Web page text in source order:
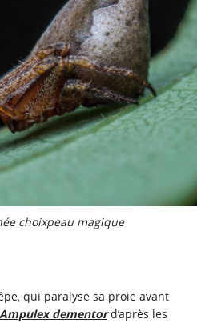
choixpeau magique
qui paralyse sa proie avant
Ampulex dementor d’après les